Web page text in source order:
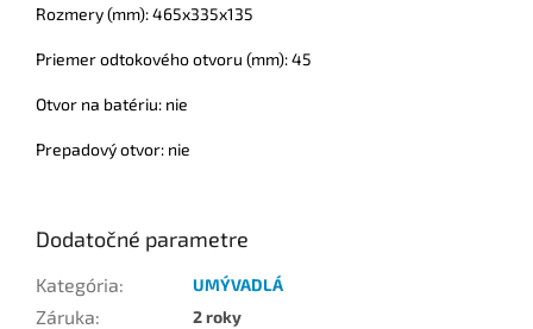
Rozmery (mm): 465x335x135
Priemer odtokového otvoru (mm): 45
Otvor na batériu: nie
Prepadový otvor: nie
Dodatočné parametre
Kategória: UMÝVADLÁ
Záruka: 2 roky